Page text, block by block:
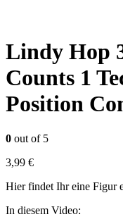
Lindy Hop
Counts 1
Position
0 out of 5
3,99 €
Hier findet Ihr eine Figur
In diesem Video: